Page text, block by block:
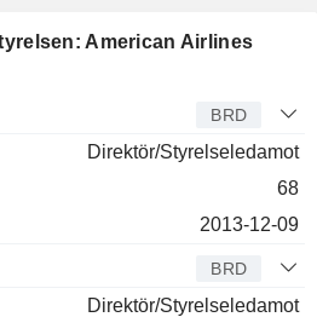
American Airlines
BRD
Direktör/Styrelseledamot
68
2013-12-09
BRD
Direktör/Styrelseledamot